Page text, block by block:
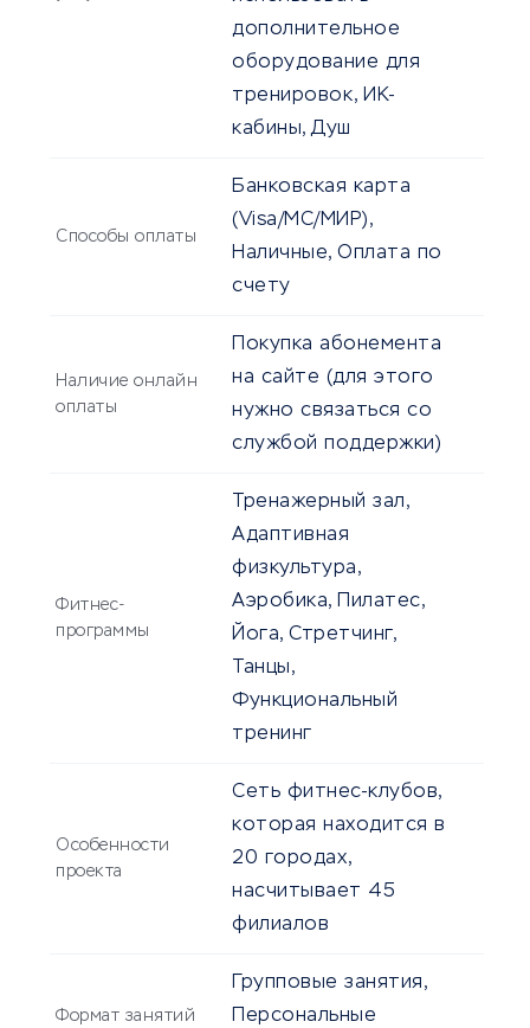
дополнительное
оборудование для
тренировок, ИК-
кабины, Душ
Способы оплаты
Банковская карта
(Visa/MC/МИР),
Наличные, Оплата по
счету
Наличие онлайн
оплаты
Покупка абонемента
на сайте (для этого
нужно связаться со
службой поддержки)
Фитнес-
программы
Тренажерный зал,
Адаптивная
физкультура,
Аэробика, Пилатес,
Йога, Стретчинг,
Танцы,
Функциональный
тренинг
Особенности
проекта
Сеть фитнес-клубов,
которая находится в
20 городах,
насчитывает 45
филиалов
Формат занятий
Групповые занятия,
Персональные